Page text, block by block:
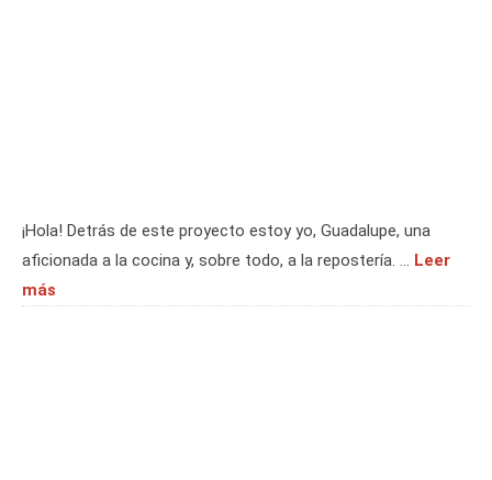
¡Hola! Detrás de este proyecto estoy yo, Guadalupe, una
aficionada a la cocina y, sobre todo, a la repostería. … Leer
más